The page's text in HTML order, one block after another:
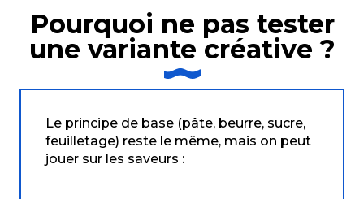
Pourquoi ne pas tester
une variante créative ?
Le principe de base (pâte, beurre, sucre,
feuilletage) reste le même, mais on peut
jouer sur les saveurs :